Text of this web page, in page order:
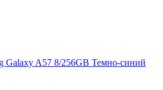
Galaxy A57 8/256GB Темно-синий